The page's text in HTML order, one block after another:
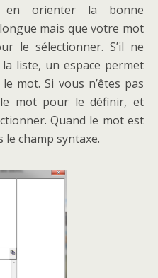
en orienter la bonne
mais que votre mot
le sélectionner. S’il ne
liste, un espace permet
mot. Si vous n’êtes pas
mot pour le définir, et
Quand le mot est
champ syntaxe.